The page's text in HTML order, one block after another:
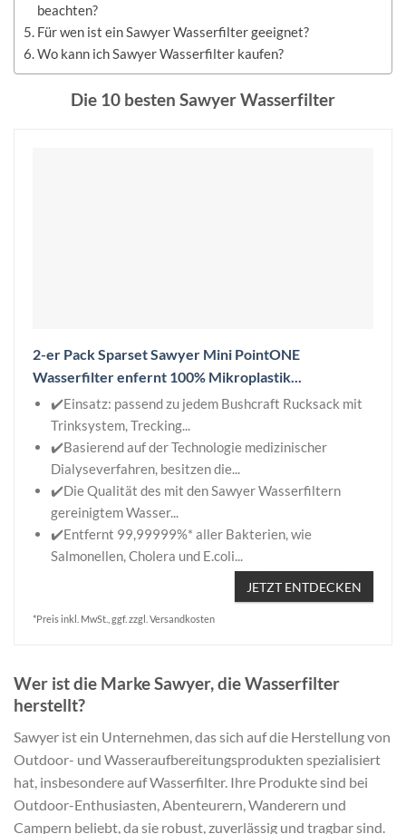
beachten?
Für wen ist ein Sawyer Wasserfilter geeignet?
Wo kann ich Sawyer Wasserfilter kaufen?
Die 10 besten Sawyer Wasserfilter
2-er Pack Sparset Sawyer Mini PointONE
Wasserfilter enfernt 100% Mikroplastik...
✔️Einsatz: passend zu jedem Bushcraft Rucksack mit
Trinksystem, Trecking...
✔️Basierend auf der Technologie medizinischer
Dialyseverfahren, besitzen die...
✔️Die Qualität des mit den Sawyer Wasserfiltern
gereinigtem Wasser...
✔️Entfernt 99,99999%* aller Bakterien, wie
Salmonellen, Cholera und E.coli...
JETZT ENTDECKEN
*Preis inkl. MwSt., ggf. zzgl. Versandkosten
Wer ist die Marke Sawyer, die Wasserfilter
herstellt?
Sawyer ist ein Unternehmen, das sich auf die Herstellung von
Outdoor- und Wasseraufbereitungsprodukten spezialisiert
hat, insbesondere auf Wasserfilter. Ihre Produkte sind bei
Outdoor-Enthusiasten, Abenteurern, Wanderern und
Campern beliebt, da sie robust, zuverlässig und tragbar sind.